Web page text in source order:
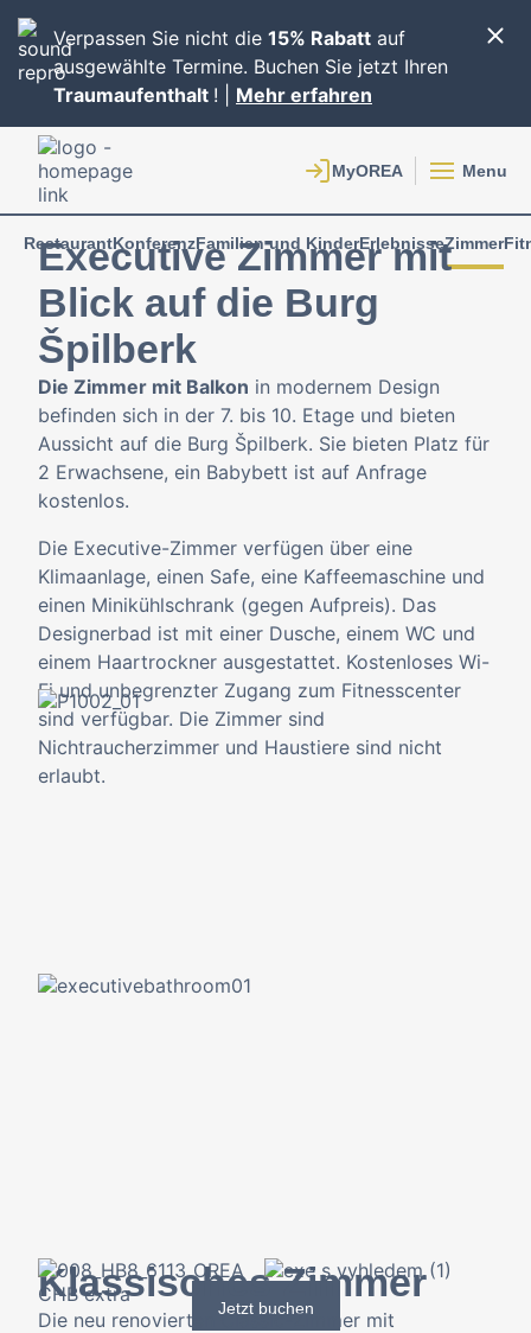
Verpassen Sie nicht die 15% Rabatt auf
ausgewählte Termine. Buchen Sie jetzt Ihren
Traumaufenthalt ! | Mehr erfahren
Menu
RestaurantKonferenzFamilien und KinderErlebnisseZimmer
Executive Zimmer mit
Blick auf die Burg
Špilberk
Die Zimmer mit Balkon in modernem Design
befinden sich in der 7. bis 10. Etage und bieten
Aussicht auf die Burg Špilberk. Sie bieten Platz für
2 Erwachsene, ein Babybett ist auf Anfrage
kostenlos.
Die Executive-Zimmer verfügen über eine
Klimaanlage, einen Safe, eine Kaffeemaschine und
einen Minikühlschrank (gegen Aufpreis). Das
Designerbad ist mit einer Dusche, einem WC und
einem Haartrockner ausgestattet. Kostenloses Wi-
Fi und unbegrenzter Zugang zum Fitnesscenter
sind verfügbar. Die Zimmer sind
Nichtraucherzimmer und Haustiere sind nicht
erlaubt.
Jetzt buchen
Klassisches Zimmer
Die neu renovierten Classic-Zimmer mit